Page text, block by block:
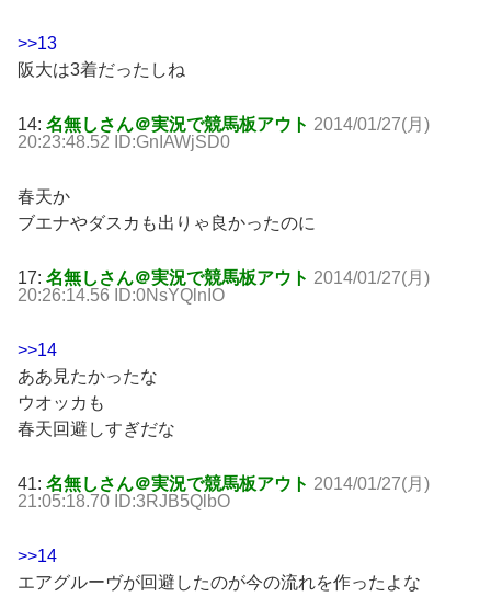
>>13
阪大は3着だったしね
14: 名無しさん＠実況で競馬板アウト 2014/01/27(月)
20:23:48.52 ID:GnIAWjSD0
春天か
ブエナやダスカも出りゃ良かったのに
17: 名無しさん＠実況で競馬板アウト 2014/01/27(月)
20:26:14.56 ID:0NsYQlnIO
>>14
ああ見たかったな
ウオッカも
春天回避しすぎだな
41: 名無しさん＠実況で競馬板アウト 2014/01/27(月)
21:05:18.70 ID:3RJB5QlbO
>>14
エアグルーヴが回避したのが今の流れを作ったよな